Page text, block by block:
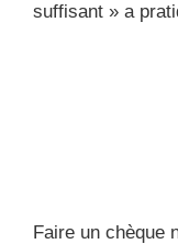
suffisant » a
Faire un chèque